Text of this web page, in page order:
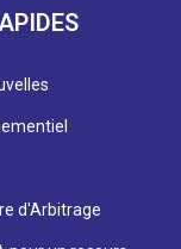
d'Arbitrage